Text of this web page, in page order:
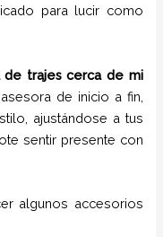
para lucir como
de trajes cerca de mi
de inicio a fin,
ajustándose a tus
sentir presente con
algunos accesorios